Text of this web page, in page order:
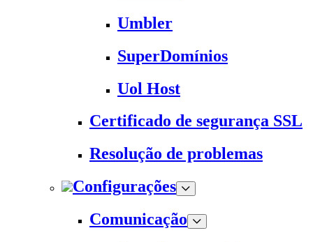
Umbler
SuperDomínios
Uol Host
Certificado de segurança SSL
Resolução de problemas
Configurações
Comunicação